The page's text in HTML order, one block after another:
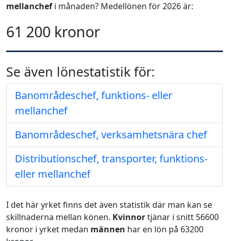
mellanchefi månaden? Medellönen för 2026 är:
61 200 kronor
Se även lönestatistik för:
Banområdeschef, funktions- eller
mellanchef
Banområdeschef, verksamhetsnära chef
Distributionschef, transporter, funktions-
eller mellanchef
I det här yrket finns det även statistik där man kan se
skillnaderna mellan könen. Kvinnortjänar i snitt 56600
kronor i yrket medan männen har en lön på 63200